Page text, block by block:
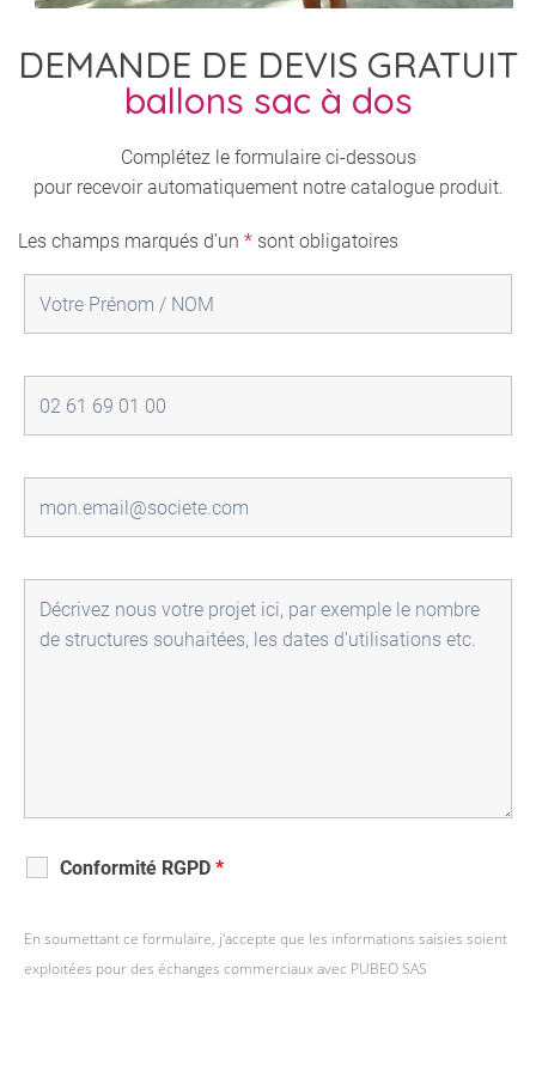
DEMANDE DE DEVIS GRATUIT
ballons sac à dos
Complétez le formulaire ci-dessous
pour recevoir automatiquement notre catalogue produit.
Les champs marqués d’un * sont obligatoires
Conformité RGPD *
En soumettant ce formulaire, j'accepte que les informations saisies soient
exploitées pour des échanges commerciaux avec PUBEO SAS